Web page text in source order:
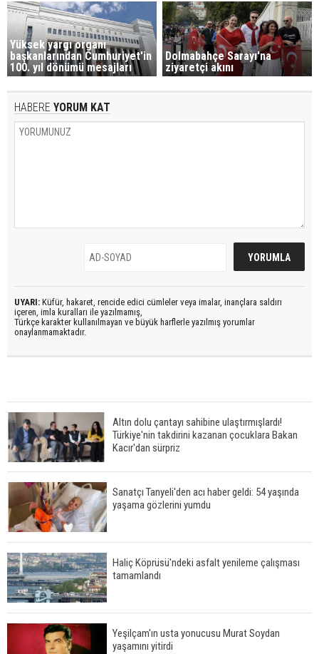
Yüksek yargı organı
başkanlarından Cumhuriyet'in
100. yıl dönümü mesajları
Dolmabahçe Sarayı'na
ziyaretçi akını
HABERE YORUM KAT
UYARI: Küfür, hakaret, rencide edici cümleler veya imalar, inançlara saldırı
içeren, imla kuralları ile yazılmamış,
Türkçe karakter kullanılmayan ve büyük harflerle yazılmış yorumlar
onaylanmamaktadır.
Altın dolu çantayı sahibine ulaştırmışlardı!
Türkiye'nin takdirini kazanan çocuklara Bakan
Kacır'dan sürpriz
Sanatçı Tanyeli'den acı haber geldi: 54 yaşında
yaşama gözlerini yumdu
Haliç Köprüsü'ndeki asfalt yenileme çalışması
tamamlandı
Yeşilçam'ın usta yonucusu Murat Soydan
yaşamını yitirdi